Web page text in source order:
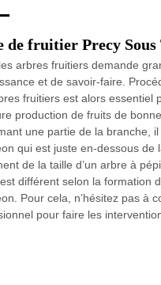
de fruitier Precy
arbres fruitiers demande
et de savoir-faire.
fruitiers est alors essentiel
production de fruits de
une partie de la branche,
qui est juste en-dessous de
de la taille d’un arbre à
différent selon la formation
Pour cela, n’hésitez pas à
pour faire les